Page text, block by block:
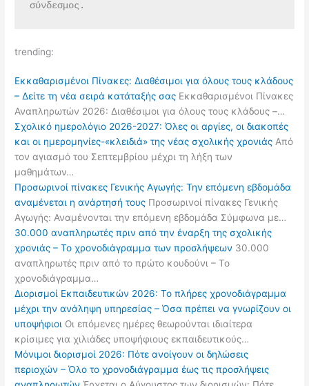
σύνδεσμος.
trending:
Εκκαθαρισμένοι Πίνακες: Διαθέσιμοι για όλους τους κλάδους
– Δείτε τη νέα σειρά κατάταξής σας Εκκαθαρισμένοι Πίνακες
Αναπληρωτών 2026: Διαθέσιμοι για όλους τους κλάδους –…
Σχολικό ημερολόγιο 2026-2027: Όλες οι αργίες, οι διακοπές
και οι ημερομηνίες-«κλειδιά» της νέας σχολικής χρονιάς Από
τον αγιασμό του Σεπτεμβρίου μέχρι τη λήξη των
μαθημάτων…
Προσωρινοί πίνακες Γενικής Αγωγής: Την επόμενη εβδομάδα
αναμένεται η ανάρτησή τους Προσωρινοί πίνακες Γενικής
Αγωγής: Αναμένονται την επόμενη εβδομάδα Σύμφωνα με…
30.000 αναπληρωτές πριν από την έναρξη της σχολικής
χρονιάς – Το χρονοδιάγραμμα των προσλήψεων 30.000
αναπληρωτές πριν από το πρώτο κουδούνι – Το
χρονοδιάγραμμα…
Διορισμοί Εκπαιδευτικών 2026: Το πλήρες χρονοδιάγραμμα
μέχρι την ανάληψη υπηρεσίας – Όσα πρέπει να γνωρίζουν οι
υποψήφιοι Οι επόμενες ημέρες θεωρούνται ιδιαίτερα
κρίσιμες για χιλιάδες υποψήφιους εκπαιδευτικούς…
Μόνιμοι διορισμοί 2026: Πότε ανοίγουν οι δηλώσεις
περιοχών – Όλο το χρονοδιάγραμμα έως τις προσλήψεις